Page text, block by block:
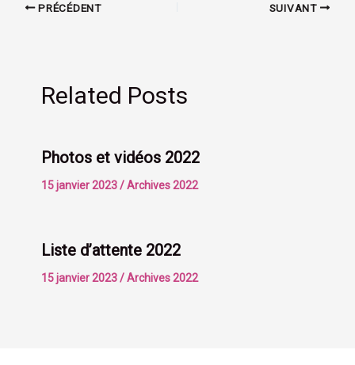
PRÉCÉDENT SUIVANT
Related Posts
Photos et vidéos 2022
15 janvier 2023/Archives 2022
Liste d’attente 2022
15 janvier 2023/Archives 2022